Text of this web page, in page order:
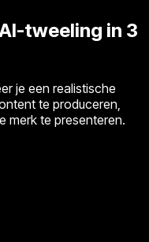
tweeling in 3
je een realistische
te produceren,
merk te presenteren.